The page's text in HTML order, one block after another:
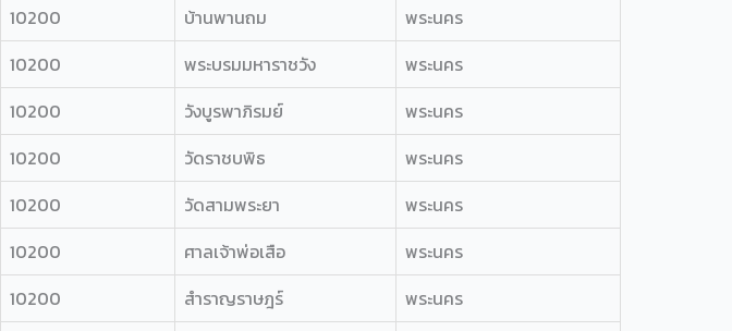
10200
บ้านพานถม
พระนคร
10200
พระบรมมหาราชวัง
พระนคร
10200
วังบูรพาภิรมย์
พระนคร
10200
วัดราชบพิธ
พระนคร
10200
วัดสามพระยา
พระนคร
10200
ศาลเจ้าพ่อเสือ
พระนคร
10200
สำราญราษฎร์
พระนคร